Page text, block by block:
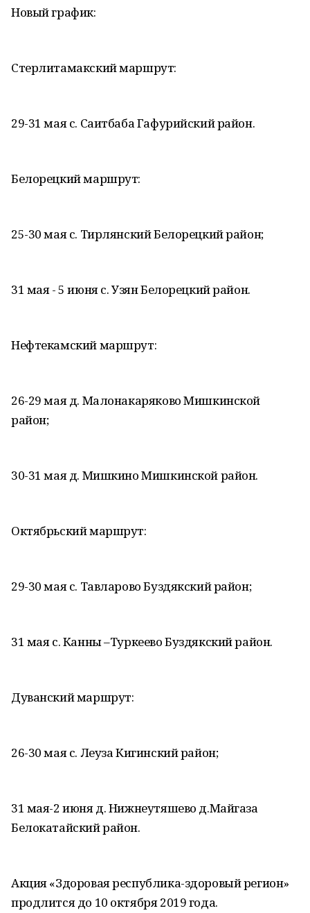
Новый график:
Стерлитамакский маршрут:
29-31 мая с. Саитбаба Гафурийский район.
Белорецкий маршрут:
25-30 мая с. Тирлянский Белорецкий район;
31 мая - 5 июня с. Узян Белорецкий район.
Нефтекамский маршрут:
26-29 мая д. Малонакаряково Мишкинской
район;
30-31 мая д. Мишкино Мишкинской район.
Октябрьский маршрут:
29-30 мая с. Тавларово Буздякский район;
31 мая с. Канны –Туркеево Буздякский район.
Дуванский маршрут:
26-30 мая с. Леуза Кигинский район;
31 мая-2 июня д. Нижнеутяшево д.Майгаза
Белокатайский район.
Акция «Здоровая республика-здоровый регион»
продлится до 10 октября 2019 года.